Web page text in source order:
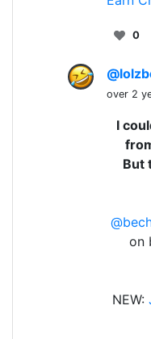
0
over 2
I
But
on
NEW: